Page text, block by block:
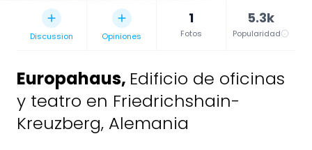
Discussion Opiniones
1
Fotos
5.3k
Popularidad
Europahaus, Edificio de oficinas
y teatro en Friedrichshain-
Kreuzberg, Alemania